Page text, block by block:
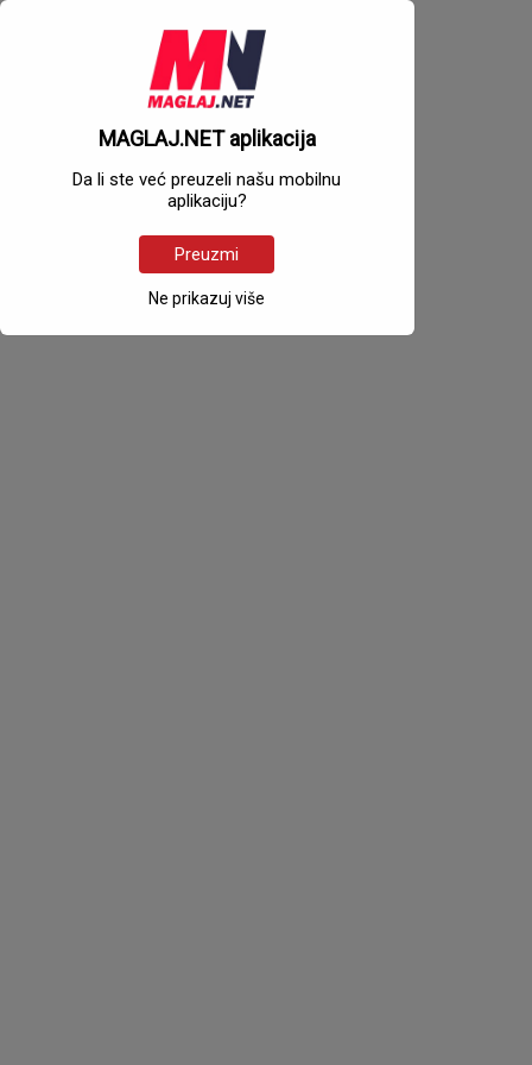
MAGLAJ.NET aplikacija
Da li ste već preuzeli našu mobilnu
aplikaciju?
Preuzmi
Ne prikazuj više